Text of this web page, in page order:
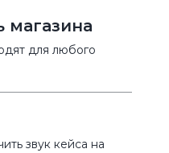
магазина
для любого
звук кейса на